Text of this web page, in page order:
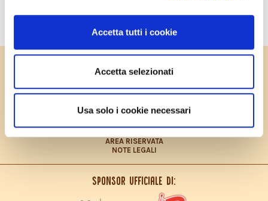
Accetta tutti i cookie
Accetta selezionati
Usa solo i cookie necessari
PRIVACY POLICY
CONTRIBUTO FEASR
CONTATTI
LAVORA CON NOI
PRIVACY POLICY – INFORMATIVA CONSUMATORI
AREA RISERVATA
NOTE LEGALI
Sponsor ufficiale di: